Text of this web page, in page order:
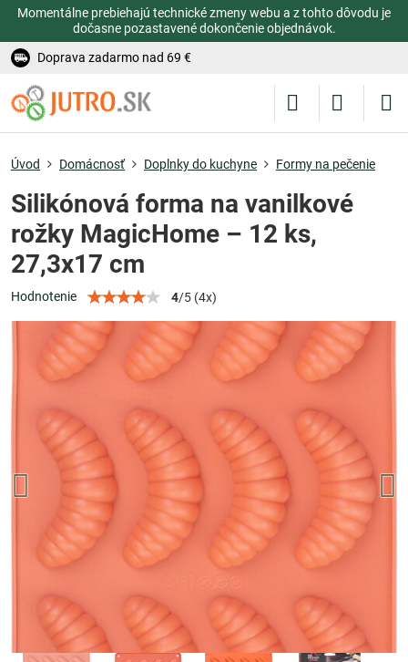
Momentálne prebiehajú technické zmeny webu a z tohto dôvodu je
dočasne pozastavené dokončenie objednávok.
Doprava zadarmo nad 69 €
Úvod Domácnosť Doplnky do kuchyne Formy na pečenie
Silikónová forma na vanilkové
rožky MagicHome – 12 ks,
27,3x17 cm
Hodnotenie 4/5 (4x)